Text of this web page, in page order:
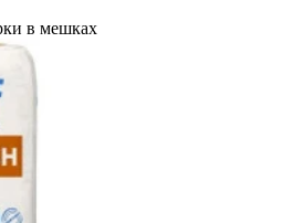
в мешках